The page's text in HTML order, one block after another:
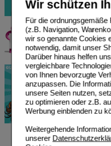
Wir schützen
Für die
(z.B. Navigation,
wir so genannte Cookies
notwendig, damit unser
Darüber hinaus helfen
vergleichbare
von Ihnen bevorzugte
anzupassen. Die
unsere Seiten nutzen,
zu optimieren oder z.B.
Werbung einblenden zu
Weitergehende
unserer